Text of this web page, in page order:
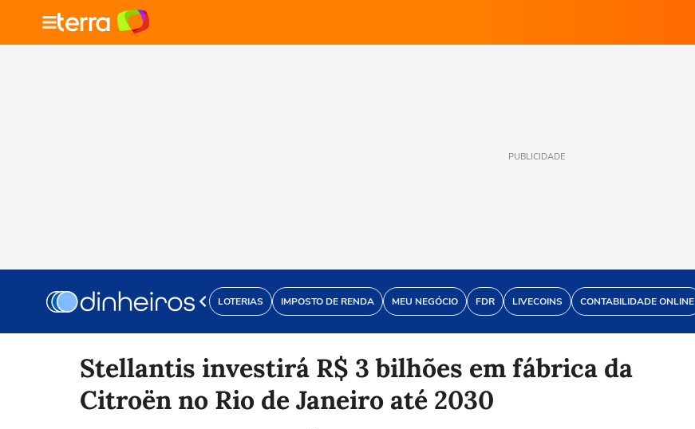
PUBLICIDADE
LOTERIAS IMPOSTO DE RENDA MEU NEGÓCIO FDR LIVECOINS CONTABILIDADE ONLINE
Stellantis investirá R$ 3 bilhões em fábrica da
Citroën no Rio de Janeiro até 2030